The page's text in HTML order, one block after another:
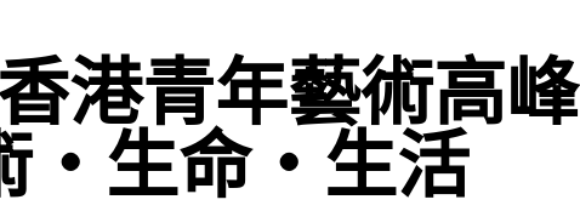
港青年藝術高峰
・生命・生活